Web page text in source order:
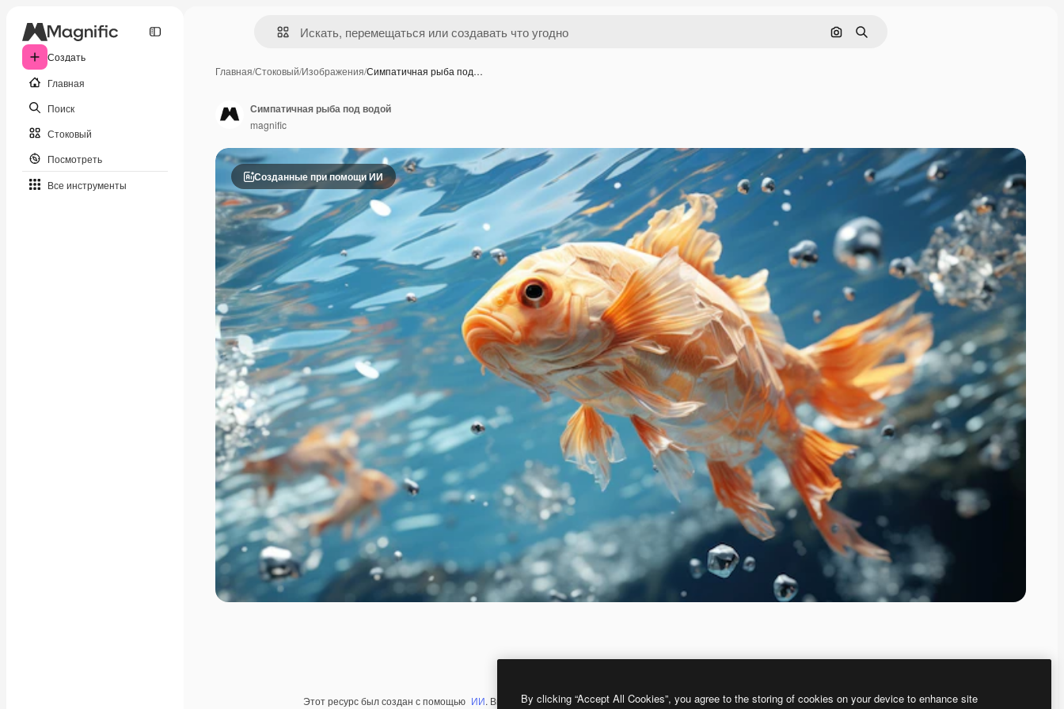
Создать
Главная
Поиск
Стоковый
Посмотреть
Все инструменты
Поиск по изображению
Поиск
Главная/Стоковый/Изображения/Симпатичная рыба под…
Созданные при помощи ИИ
Этот ресурс был создан с помощью ИИ. Вы можете создать свой собственный с помощью нашего генератора изображений на основе ИИ.
Симпатичная рыба под водой
magnific
By clicking “Accept All Cookies”, you agree to the storing of cookies on your device to enhance site